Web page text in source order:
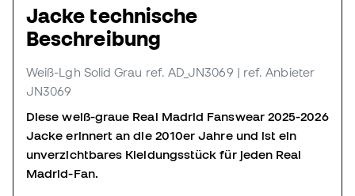
Jacke technische
Beschreibung
Weiß-Lgh Solid Grau ref. AD_JN3069 | ref. Anbieter
JN3069
Diese weiß-graue Real Madrid Fanswear 2025-2026
Jacke erinnert an die 2010er Jahre und ist ein
unverzichtbares Kleidungsstück für jeden Real
Madrid-Fan.